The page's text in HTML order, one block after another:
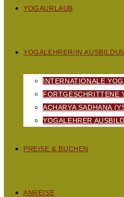
YOGAURLAUB
YOGALEHRER/IN
INTERNATIONALE
FORTGESCHRITTENE
ACHARYA SADHANA
YOGALEHRER
PREISE & BUCHEN
ANREISE